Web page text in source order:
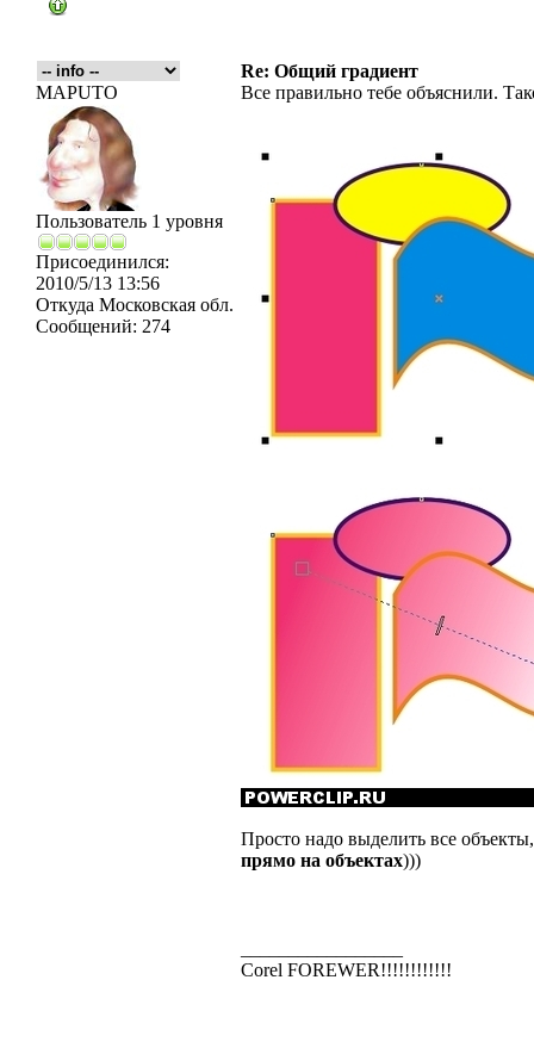
Re: Общий градиент
MAPUTO
Пользователь 1 уровня
Присоединился:
2010/5/13 13:56
Откуда Московская обл.
Сообщений: 274
Все правильно тебе объяснили.
Просто надо выделить все
прямо на объектах)))
Corel FOREWER!!!!!!!!!!!!